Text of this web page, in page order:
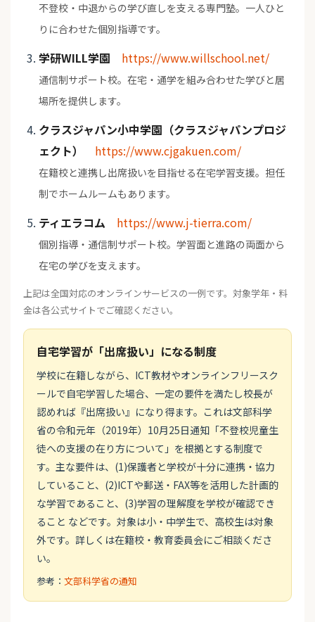
不登校・中退からの学び直しを支える専門塾。一人ひと
りに合わせた個別指導です。
学研WILL学園 https://www.willschool.net/
通信制サポート校。在宅・通学を組み合わせた学びと居
場所を提供します。
クラスジャパン小中学園（クラスジャパンプロジ
ェクト）
https://www.cjgakuen.com/
在籍校と連携し出席扱いを目指せる在宅学習支援。担任
制でホームルームもあります。
ティエラコム https://www.j-tierra.com/
個別指導・通信制サポート校。学習面と進路の両面から
在宅の学びを支えます。
上記は全国対応のオンラインサービスの一例です。対象学年・料
金は各公式サイトでご確認ください。
自宅学習が「出席扱い」になる制度
学校に在籍しながら、ICT教材やオンラインフリースク
ールで自宅学習した場合、一定の要件を満たし校長が
認めれば『出席扱い』になり得ます。これは文部科学
省の令和元年（2019年）10月25日通知「不登校児童生
徒への支援の在り方について」を根拠とする制度で
す。主な要件は、(1)保護者と学校が十分に連携・協力
していること、(2)ICTや郵送・FAX等を活用した計画的
な学習であること、(3)学習の理解度を学校が確認でき
ること などです。対象は小・中学生で、高校生は対象
外です。詳しくは在籍校・教育委員会にご相談くださ
い。
参考： 文部科学省の通知